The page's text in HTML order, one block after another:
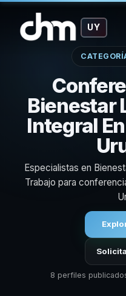
UY
Bienestar
Integral
Especialistas en
Trabajo para
8 perfiles